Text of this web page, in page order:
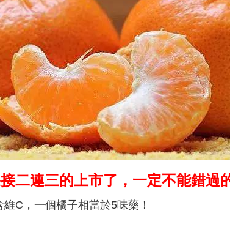
二連三的上市了，一定不能錯過
維C，一個橘子相當於5味藥！